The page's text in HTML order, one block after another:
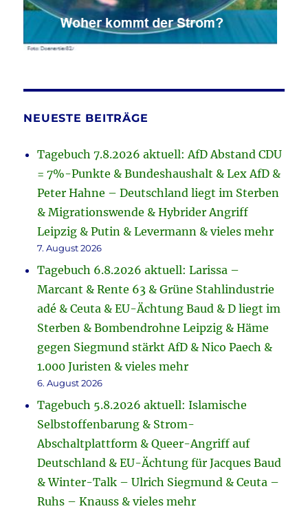
NEUESTE BEITRÄGE
Tagebuch 7.8.2026 aktuell: AfD Abstand CDU
= 7%-Punkte & Bundeshaushalt & Lex AfD &
Peter Hahne – Deutschland liegt im Sterben
& Migrationswende & Hybrider Angriff
Leipzig & Putin & Levermann & vieles mehr
7. August 2026
Tagebuch 6.8.2026 aktuell: Larissa –
Marcant & Rente 63 & Grüne Stahlindustrie
adé & Ceuta & EU-Ächtung Baud & D liegt im
Sterben & Bombendrohne Leipzig & Häme
gegen Siegmund stärkt AfD & Nico Paech &
1.000 Juristen & vieles mehr
6. August 2026
Tagebuch 5.8.2026 aktuell: Islamische
Selbstoffenbarung & Strom-
Abschaltplattform & Queer-Angriff auf
Deutschland & EU-Ächtung für Jacques Baud
& Winter-Talk – Ulrich Siegmund & Ceuta –
Ruhs – Knauss & vieles mehr